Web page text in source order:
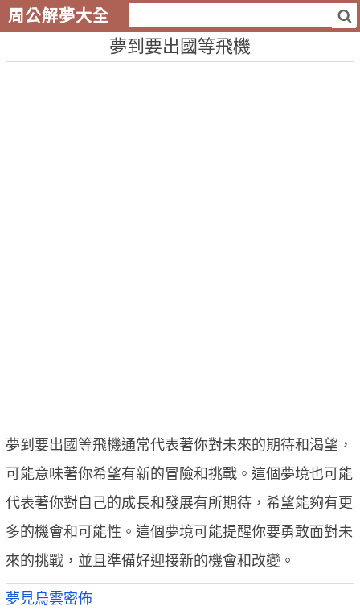
周公解夢大全
夢到要出國等飛機
夢到要出國等飛機通常代表著你對未來的期待和渴望，
可能意味著你希望有新的冒險和挑戰。這個夢境也可能
代表著你對自己的成長和發展有所期待，希望能夠有更
多的機會和可能性。這個夢境可能提醒你要勇敢面對未
來的挑戰，並且準備好迎接新的機會和改變。
夢見烏雲密佈